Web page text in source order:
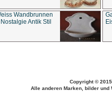
Wandbrunnen
Antik Stil
Copyright ©
Alle anderen Marken, bilder und